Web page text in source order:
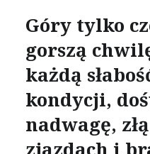
Góry tylko
gorszą
każdą
kondycji,
nadwagę,